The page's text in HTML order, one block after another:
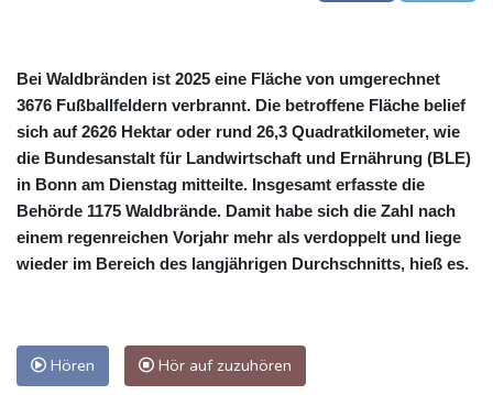
Bei Waldbränden ist 2025 eine Fläche von umgerechnet
3676 Fußballfeldern verbrannt. Die betroffene Fläche belief
sich auf 2626 Hektar oder rund 26,3 Quadratkilometer, wie
die Bundesanstalt für Landwirtschaft und Ernährung (BLE)
in Bonn am Dienstag mitteilte. Insgesamt erfasste die
Behörde 1175 Waldbrände. Damit habe sich die Zahl nach
einem regenreichen Vorjahr mehr als verdoppelt und liege
wieder im Bereich des langjährigen Durchschnitts, hieß es.
Hören Hör auf zuzuhören